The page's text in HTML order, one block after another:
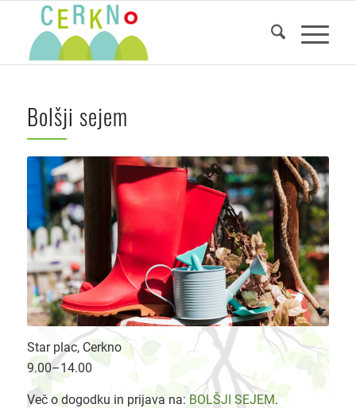
Bolšji sejem
Star plac, Cerkno
9.00–14.00
Več o dogodku in prijava na: BOLŠJI SEJEM.